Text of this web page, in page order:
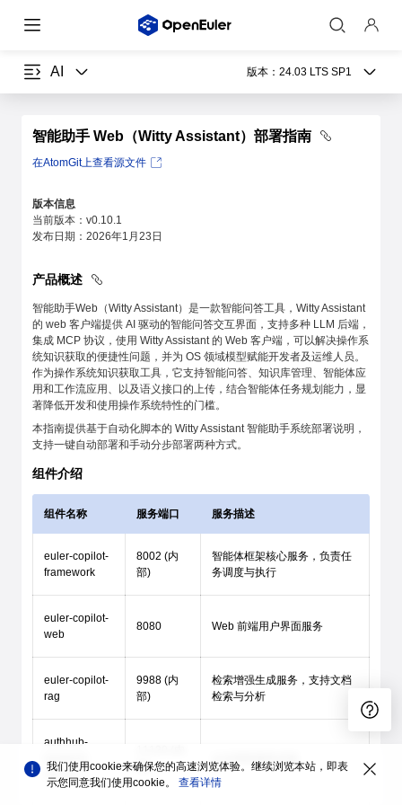
AI 版本： 24.03 LTS SP1
智能助手 Web（Witty Assistant）部署指南
在AtomGit上查看源文件
版本信息
当前版本：v0.10.1
发布日期：2026年1月23日
产品概述
智能助手Web（Witty Assistant）是一款智能问答工具，Witty Assistant
的 web 客户端提供 AI 驱动的智能问答交互界面，支持多种 LLM 后端，
集成 MCP 协议，使用 Witty Assistant 的 Web 客户端，可以解决操作系
统知识获取的便捷性问题，并为 OS 领域模型赋能开发者及运维人员。
作为操作系统知识获取工具，它支持智能问答、知识库管理、智能体应
用和工作流应用、以及语义接口的上传，结合智能体任务规划能力，显
著降低开发和使用操作系统特性的门槛。
本指南提供基于自动化脚本的 Witty Assistant 智能助手系统部署说明，
支持一键自动部署和手动分步部署两种方式。
组件介绍
组件名称 服务端口 服务描述
euler-copilot-
framework
8002 (内
部)
智能体框架核心服务，负责任
务调度与执行
euler-copilot-
web
8080 Web 前端用户界面服务
euler-copilot-
rag
9988 (内
部)
检索增强生成服务，支持文档
检索与分析
authhub-
backend-
service
部)
认证授权服务后端
我们使用cookie来确保您的高速浏览体验。继续浏览本站，即表
示您同意我们使用cookie。 查看详情